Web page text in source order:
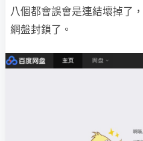
八個都會誤會是連結壞掉了
網盤封鎖了。